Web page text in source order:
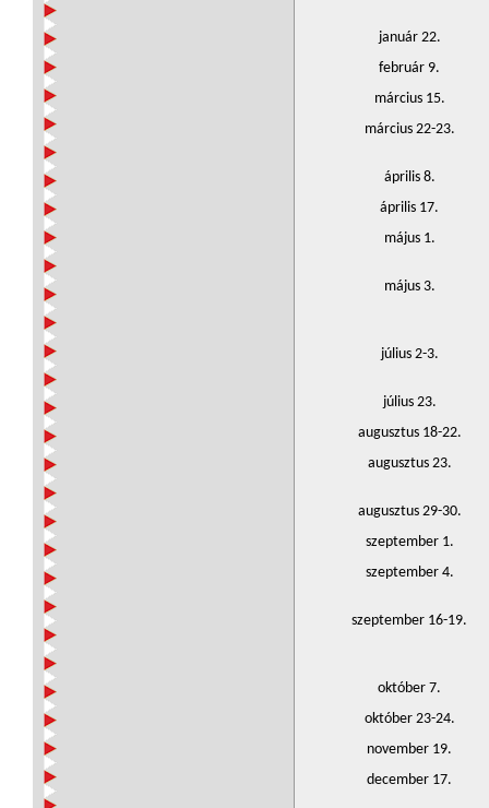
január 22.
február 9.
március 15.
március 22-23.
április 8.
április 17.
május 1.
május 3.
július 2-3.
július 23.
augusztus 18-22.
augusztus 23.
augusztus 29-30.
szeptember 1.
szeptember 4.
szeptember 16-19.
október 7.
október 23-24.
november 19.
december 17.